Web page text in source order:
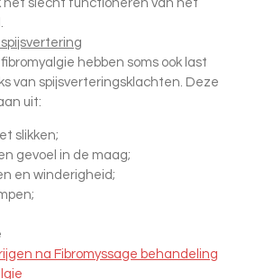
het slecht functioneren van het
hebben soms ook last
van spijsverteringsklachten. Deze
​​uit:
slikken;
gevoel in de maag;
en winderigheid;
na Fibromyssage behandeling